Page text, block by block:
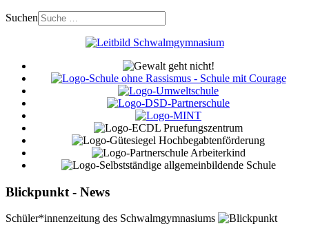
Suchen
Blickpunkt - News
Schüler*innenzeitung des Schwalmgymnasiums